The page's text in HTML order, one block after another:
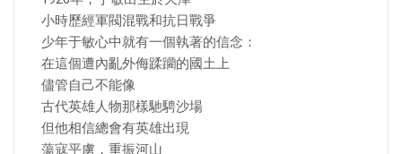
小時歷經軍閥混戰和抗日戰爭
少年于敏心中就有一個執著的信念：
在這個遭內亂外侮蹂躪的國土上
儘管自己不能像
古代英雄人物那樣馳騁沙場
但他相信總會有英雄出現
蕩寇平虜，重振河山